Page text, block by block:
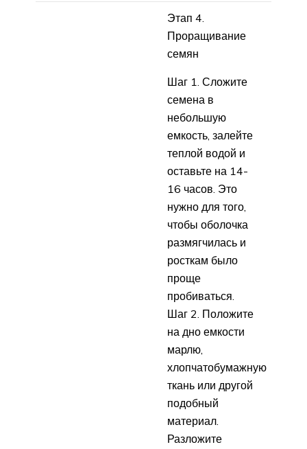
Этап 4.
Проращивание
семян
Шаг 1. Сложите
семена в
небольшую
емкость, залейте
теплой водой и
оставьте на 14-
16 часов. Это
нужно для того,
чтобы оболочка
размягчилась и
росткам было
проще
пробиваться.
Шаг 2. Положите
на дно емкости
марлю,
хлопчатобумажную
ткань или другой
подобный
материал.
Разложите